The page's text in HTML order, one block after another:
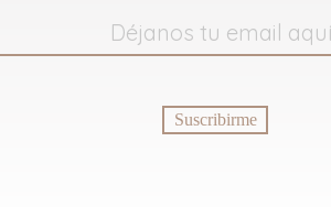
Suscribirme